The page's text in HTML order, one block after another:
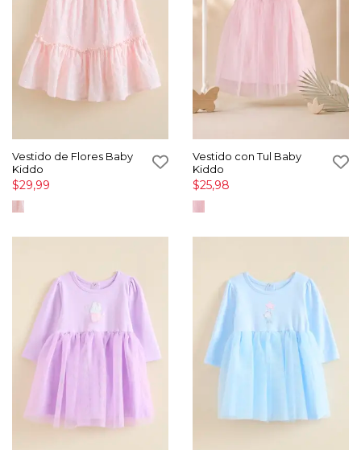
Vestido de Flores Baby
Kiddo
$29,99
Vestido con Tul Baby
Kiddo
$25,98